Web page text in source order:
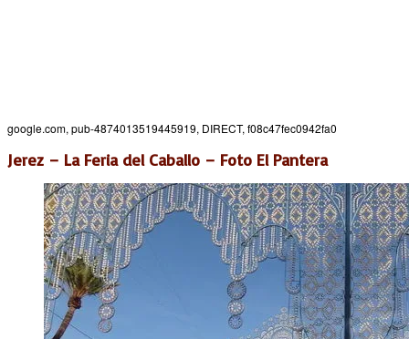
google.com, pub-4874013519445919, DIRECT, f08c47fec0942fa0
Jerez – La Feria del Caballo – Foto El Pantera